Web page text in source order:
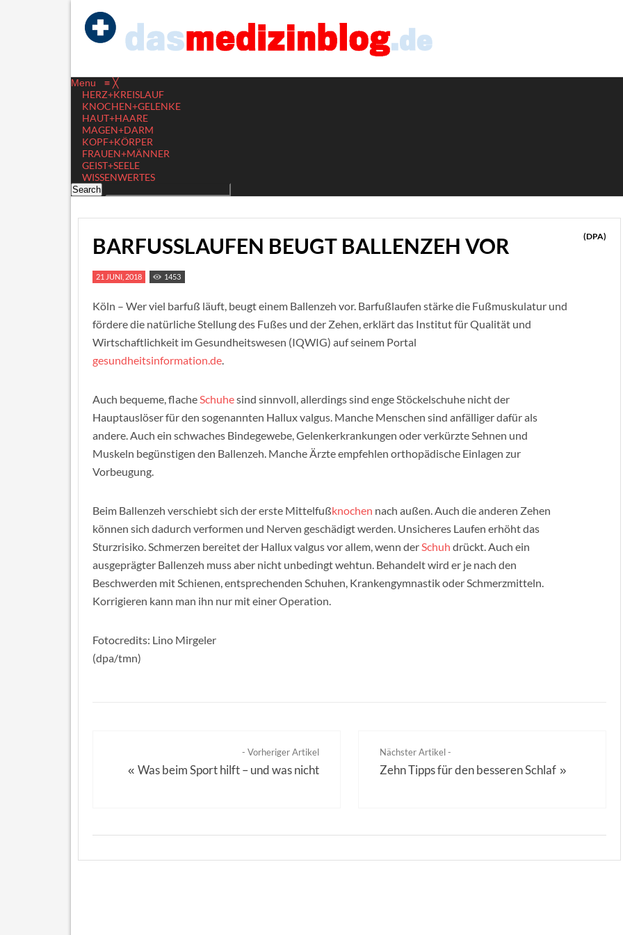
Menu ≡ ╳
HERZ+KREISLAUF
KNOCHEN+GELENKE
HAUT+HAARE
MAGEN+DARM
KOPF+KÖRPER
FRAUEN+MÄNNER
GEIST+SEELE
WISSENWERTES
BARFUSSLAUFEN BEUGT BALLENZEH VOR (DPA)
21 JUNI, 2018 1453
Köln – Wer viel barfuß läuft, beugt einem Ballenzeh vor. Barfußlaufen stärke die Fußmuskulatur und
fördere die natürliche Stellung des Fußes und der Zehen, erklärt das Institut für Qualität und
Wirtschaftlichkeit im Gesundheitswesen (IQWIG) auf seinem Portal
gesundheitsinformation.de.
Auch bequeme, flacheSchuhesind sinnvoll, allerdings sind enge Stöckelschuhe nicht der
Hauptauslöser für den sogenannten Hallux valgus. Manche Menschen sind anfälliger dafür als
andere. Auch ein schwaches Bindegewebe, Gelenkerkrankungen oder verkürzte Sehnen und
Muskeln begünstigen den Ballenzeh. Manche Ärzte empfehlen orthopädische Einlagen zur
Vorbeugung.
Beim Ballenzeh verschiebt sich der erste Mittelfußknochen nach außen. Auch die anderen Zehen
können sich dadurch verformen und Nerven geschädigt werden. Unsicheres Laufen erhöht das
Sturzrisiko. Schmerzen bereitet der Hallux valgus vor allem, wenn derSchuh drückt. Auch ein
ausgeprägter Ballenzeh muss aber nicht unbedingt wehtun. Behandelt wird er je nach den
Beschwerden mit Schienen, entsprechenden Schuhen, Krankengymnastik oder Schmerzmitteln.
Korrigieren kann man ihn nur mit einer Operation.
Fotocredits: Lino Mirgeler
(dpa/tmn)
- Vorheriger Artikel
« Was beim Sport hilft – und was nicht
Nächster Artikel -
Zehn Tipps für den besseren Schlaf »